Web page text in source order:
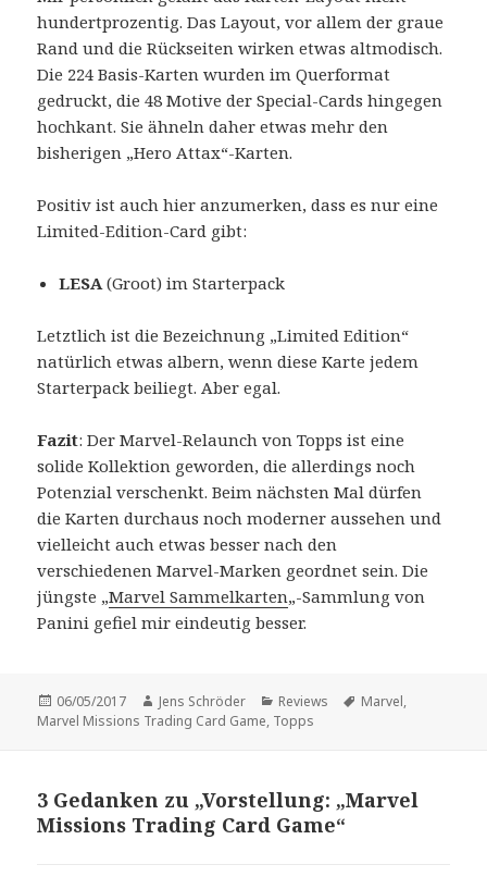
hundertprozentig. Das Layout, vor allem der graue
Rand und die Rückseiten wirken etwas altmodisch.
Die 224 Basis-Karten wurden im Querformat
gedruckt, die 48 Motive der Special-Cards hingegen
hochkant. Sie ähneln daher etwas mehr den
bisherigen „Hero Attax“-Karten.
Positiv ist auch hier anzumerken, dass es nur eine
Limited-Edition-Card gibt:
LESA(Groot) im Starterpack
Letztlich ist die Bezeichnung „Limited Edition“
natürlich etwas albern, wenn diese Karte jedem
Starterpack beiliegt. Aber egal.
Fazit: Der Marvel-Relaunch von Topps ist eine
solide Kollektion geworden, die allerdings noch
Potenzial verschenkt. Beim nächsten Mal dürfen
die Karten durchaus noch moderner aussehen und
vielleicht auch etwas besser nach den
verschiedenen Marvel-Marken geordnet sein. Die
jüngste „Marvel Sammelkarten„-Sammlung von
Panini gefiel mir eindeutig besser.
Veröffentlicht
am
06/05/2017 Autor
Jens Schröder Kategorien
Reviews Schlagwörter
Marvel,
Marvel Missions Trading Card Game, Topps
3 Gedanken zu „Vorstellung: „Marvel
Missions Trading Card Game“